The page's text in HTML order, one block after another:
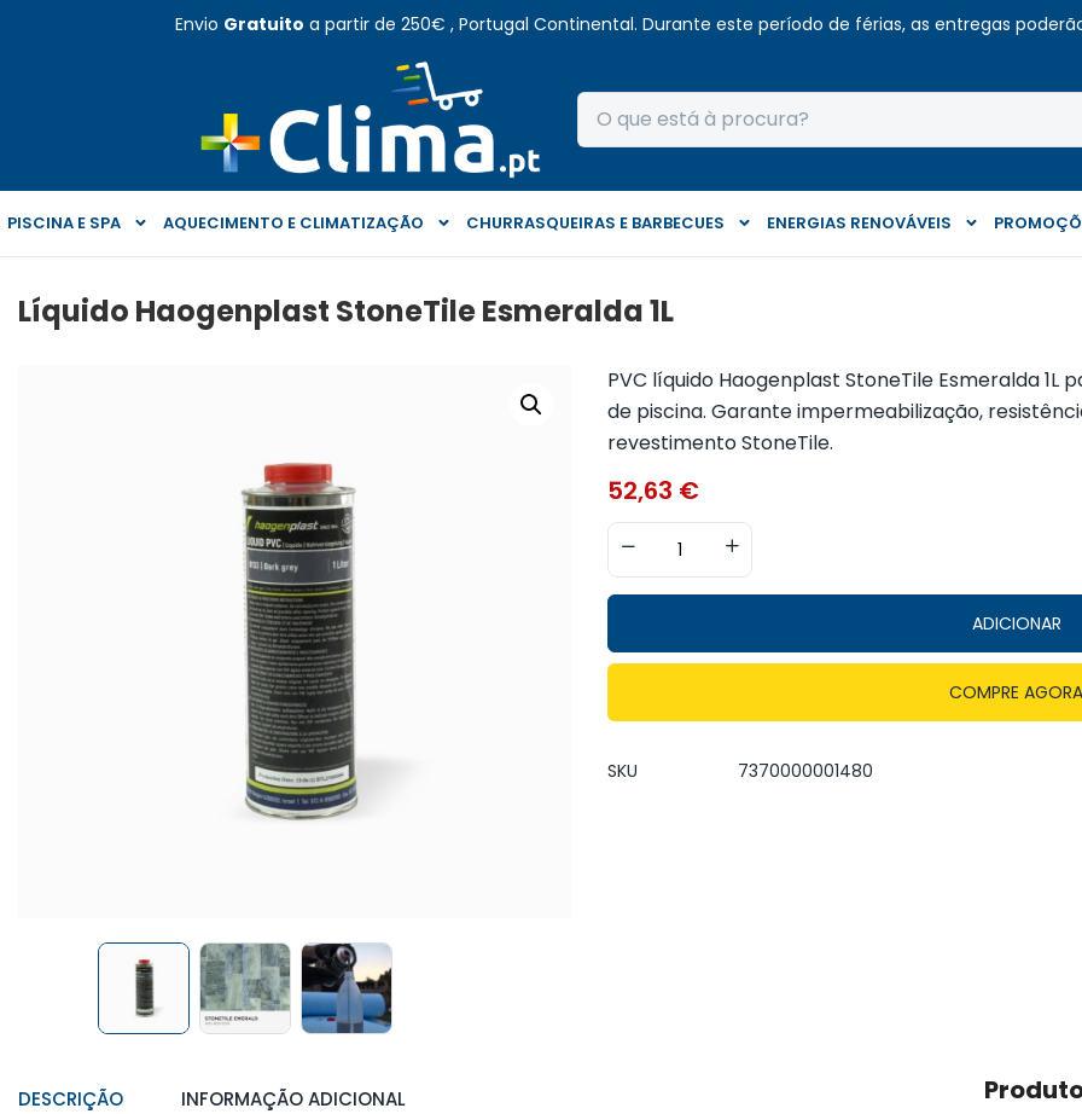
Envio Gratuito a partir de 250€ , Portugal Continental. Durante este período de férias, as entregas
PISCINA E SPA AQUECIMENTO E CLIMATIZAÇÃO CHURRASQUEIRAS E BARBECUES ENERGIAS RENOVÁVEIS
Líquido Haogenplast StoneTile Esmeralda 1L
PVC líquido Haogenplast StoneTile Esmeralda
de piscina. Garante impermeabilização,
revestimento StoneTile.
52,63 €
ADICIONAR
COMPRE
SKU 7370000001480
DESCRIÇÃO INFORMAÇÃO ADICIONAL